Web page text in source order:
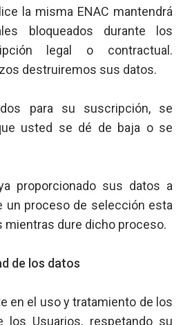
la misma ENAC mantendrá
bloqueados durante los
legal o contractual.
destruiremos sus datos.
para su suscripción, se
usted se dé de baja o se
proporcionado sus datos a
un proceso de selección esta
mientras dure dicho proceso.
de los datos
en el uso y tratamiento de los
los Usuarios, respetando su